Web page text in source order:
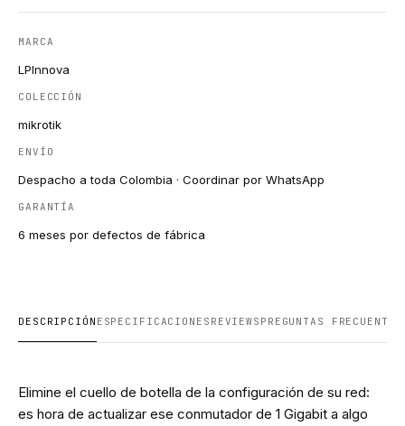
MARCA
LPInnova
COLECCIÓN
mikrotik
ENVÍO
Despacho a toda Colombia · Coordinar por WhatsApp
GARANTÍA
6 meses por defectos de fábrica
DESCRIPCIÓN ESPECIFICACIONES REVIEWS PREGUNTAS FRECUENTES
Elimine el cuello de botella de la configuración de su red:
es hora de actualizar ese conmutador de 1 Gigabit a algo